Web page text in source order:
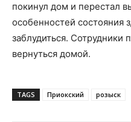
покинул дом и перестал
особенностей состояния
заблудиться. Сотрудники
вернуться домой.
TAGS Приокский розыск